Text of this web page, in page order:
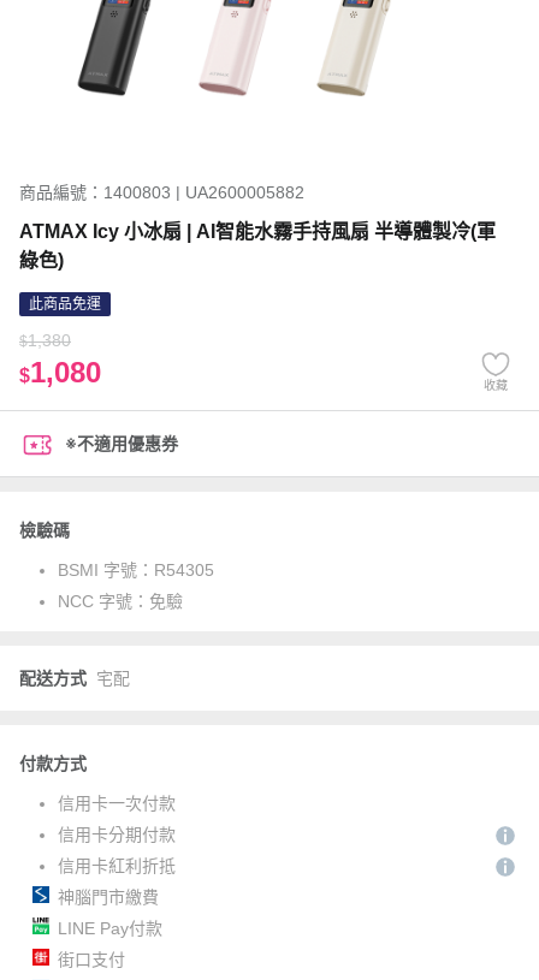
商品編號：1400803 | UA2600005882
ATMAX Icy 小冰扇 | AI智能水霧手持風扇 半導體製冷(軍
綠色)
此商品免運
$1,380
$1,080 收藏
※不適用優惠券
檢驗碼
BSMI 字號： R54305
NCC 字號： 免驗
配送方式 宅配
付款方式
信用卡一次付款
信用卡分期付款
信用卡紅利折抵
神腦門市繳費
LINE Pay付款
街口支付